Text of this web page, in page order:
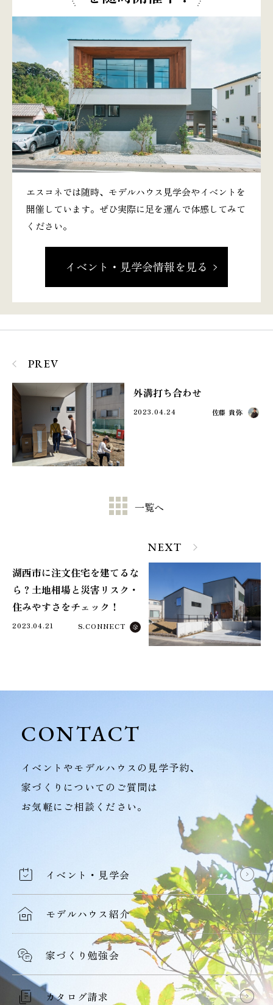
エスコネでは随時、モデルハウス見学会やイベントを
開催しています。ぜひ実際に足を運んで体感してみて
ください。
イベント・見学会情報を見る
PREV
外溝打ち合わせ
2023.04.24 佐藤 貴弥
一覧へ
NEXT
湖西市に注文住宅を建てるな
ら？土地相場と災害リスク・
住みやすさをチェック！
2023.04.21 S.CONNECT
CONTACT
イベントやモデルハウスの見学予約、
家づくりについてのご質問は
お気軽にご相談ください。
イベント・見学会
モデルハウス紹介
家づくり勉強会
カタログ請求